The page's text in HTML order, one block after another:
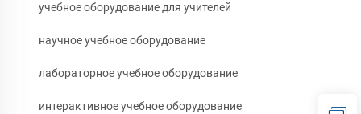
учебное оборудование для учителей
научное учебное оборудование
лабораторное учебное оборудование
интерактивное учебное оборудование